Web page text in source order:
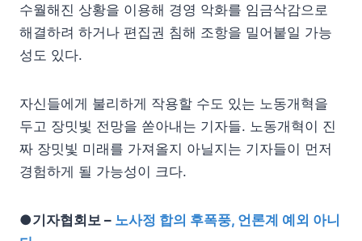
수월해진 상황을 이용해 경영 악화를 임금삭감으로
해결하려 하거나 편집권 침해 조항을 밀어붙일 가능
성도 있다.
자신들에게 불리하게 작용할 수도 있는 노동개혁을
두고 장밋빛 전망을 쏟아내는 기자들. 노동개혁이 진
짜 장밋빛 미래를 가져올지 아닐지는 기자들이 먼저
경험하게 될 가능성이 크다.
●기자협회보 – 노사정 합의 후폭풍, 언론계 예외 아니